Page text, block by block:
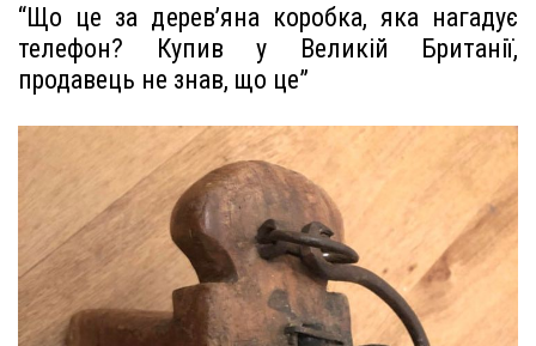
“Що це за дерев’яна коробка, яка нагадує
телефон? Купив у Великій Британії,
продавець не знав, що це”